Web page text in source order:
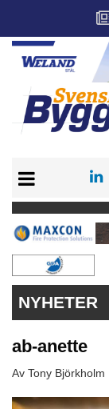
VÅRA ANDRA
ANNONSERA
KONTAKT
NYHETER
ab-anette
Av Tony Björkholm